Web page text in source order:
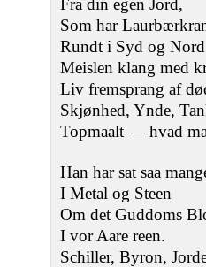
Fra din egen Jord,
Som har
Rundt i Syd og
Meislen klang med
Liv fremsprang af
Skjønhed, Ynde,
Topmaalt — hvad
Han har sat saa
I Metal og Steen
Om det Guddoms
I vor Aare reen.
Schiller, Byron,